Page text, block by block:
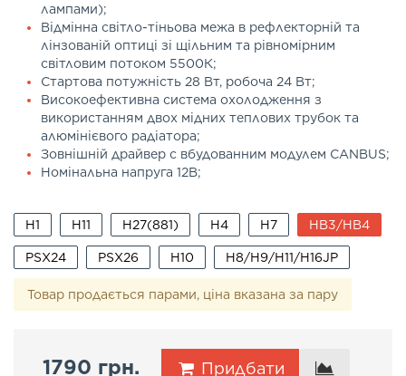
лампами);
Відмінна світло-тіньова межа в рефлекторній та
лінзованій оптиці зі щільним та рівномірним
світловим потоком 5500К;
Стартова потужність 28 Вт, робоча 24 Вт;
Високоефективна система охолодження з
використанням двох мідних теплових трубок та
алюмінієвого радіатора;
Зовнішній драйвер с вбудованним модулем CANBUS;
Номінальна напруга 12В;
H1 H11 H27(881) H4 H7 HB3/HB4
PSX24 PSX26 H10 H8/H9/H11/H16JP
Товар продається парами, ціна вказана за пару
1790 грн. Придбати